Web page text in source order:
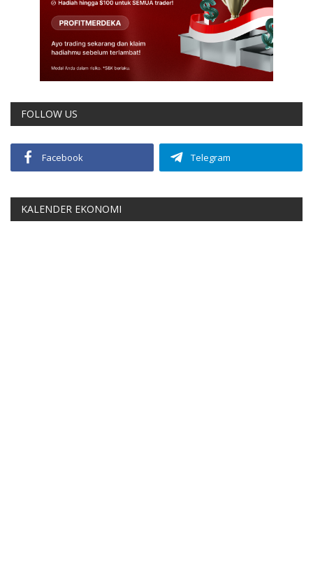
FOLLOW US
Facebook Telegram
KALENDER EKONOMI